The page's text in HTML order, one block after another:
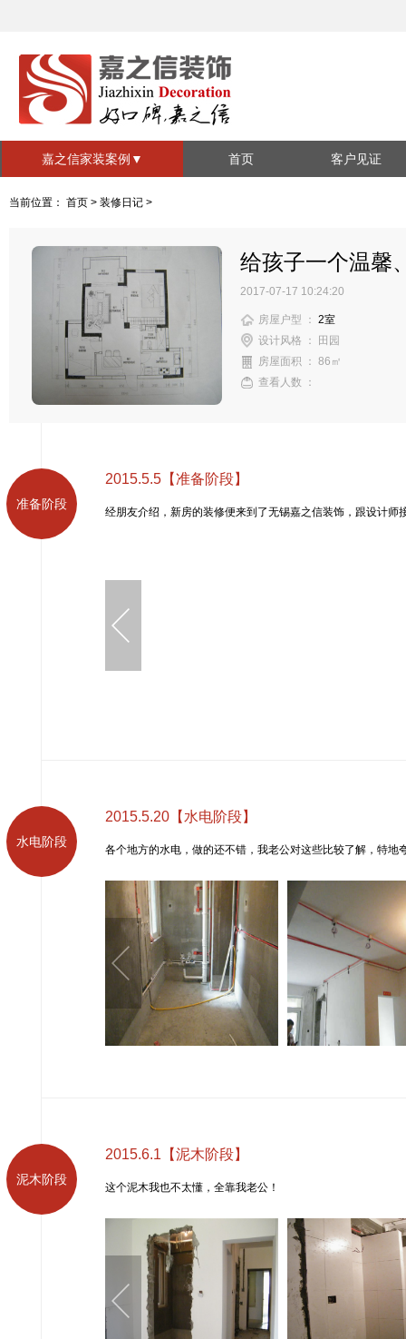
嘉之信家装案例 ▼
家装套系
欧式简约
地中海
北欧
美式风格
小户型房
普通住宅
平层豪宅
首页 客户见证
当前位置： 首页 > 装修日记 >
给孩子一个温馨
2017-07-17 10:24:20
房屋户型 ： 2室
设计风格 ： 田园
房屋面积 ： 86㎡
查看人数 ：
2015.5.5【准备阶段】
经朋友介绍，新房的装修便来到了无锡嘉之信装饰，跟设计师
准备阶段
2015.5.20【水电阶段】
各个地方的水电，做的还不错，我老公对这些比较了解，特地
水电阶段
2015.6.1【泥木阶段】
这个泥木我也不太懂，全靠我老公！
泥木阶段